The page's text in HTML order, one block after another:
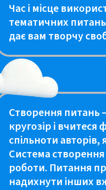
Час і місце
тематичних
дає вам творчу
Створення питань
кругозір і
спільноти
Система
роботи. Питання
надихнути інших